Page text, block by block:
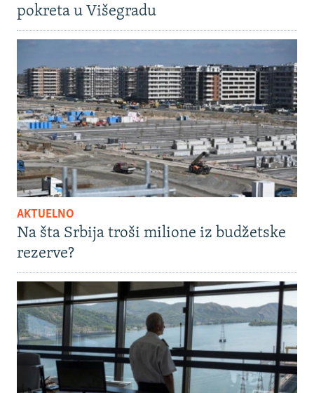
pokreta u Višegradu
AKTUELNO
Na šta Srbija troši milione iz budžetske
rezerve?